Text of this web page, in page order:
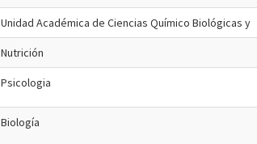
Unidad Académica de Ciencias Químico Biológicas y
Nutrición
Psicologia
Biología